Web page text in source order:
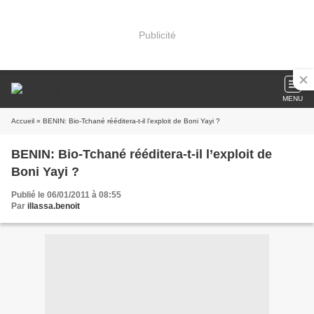
Publicité
MENU
Accueil » BENIN: Bio-Tchané rééditera-t-il l’exploit de Boni Yayi ?
BENIN: Bio-Tchané rééditera-t-il l’exploit de
Boni Yayi ?
Publié le 06/01/2011 à 08:55
Par illassa.benoit